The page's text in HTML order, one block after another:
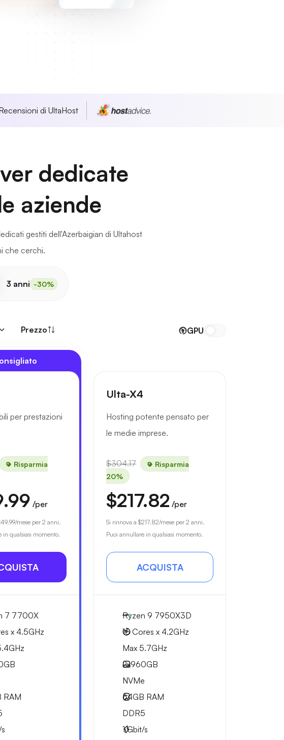
di UltaHost
dedicate
aziende
gestiti dell'Azerbaigian di Ultahost
che cerchi.
3 anni -30%
Prezzo GPU
per prestazioni
Risparmia
/per
/mese per 2 anni.
in qualsiasi momento.
7 7700X
x 4.5GHz
RAM
Ulta-X4
Hosting potente pensato per
le medie imprese.
$304.17
Risparmia
20%
$217.82 /per
Si rinnova a $217.82/mese per 2 anni.
Puoi annullare in qualsiasi momento.
ACQUISTA
Ryzen 9 7950X3D
16 Cores x 4.2GHz
Max 5.7GHz
2x960GB
NVMe
64GB RAM
DDR5
1Gbit/s